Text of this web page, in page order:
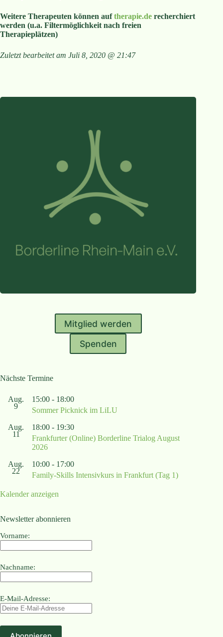
Weitere Therapeuten können auftherapie.de recherchiert
werden (u.a. Filtermöglichkeit nach freien
Therapieplätzen)
Zuletzt bearbeitet am Juli 8, 2020 @ 21:47
Mitglied werden
Spenden
Nächste Termine
Aug.
9
15:00 - 18:00
Sommer Picknick im LiLU
Aug.
11
18:00 - 19:30
Frankfurter (Online) Borderline Trialog August
2026
Aug.
22
10:00 - 17:00
Family-Skills Intensivkurs in Frankfurt (Tag 1)
Kalender anzeigen
Newsletter abonnieren
Vorname:
Nachname:
E-Mail-Adresse: